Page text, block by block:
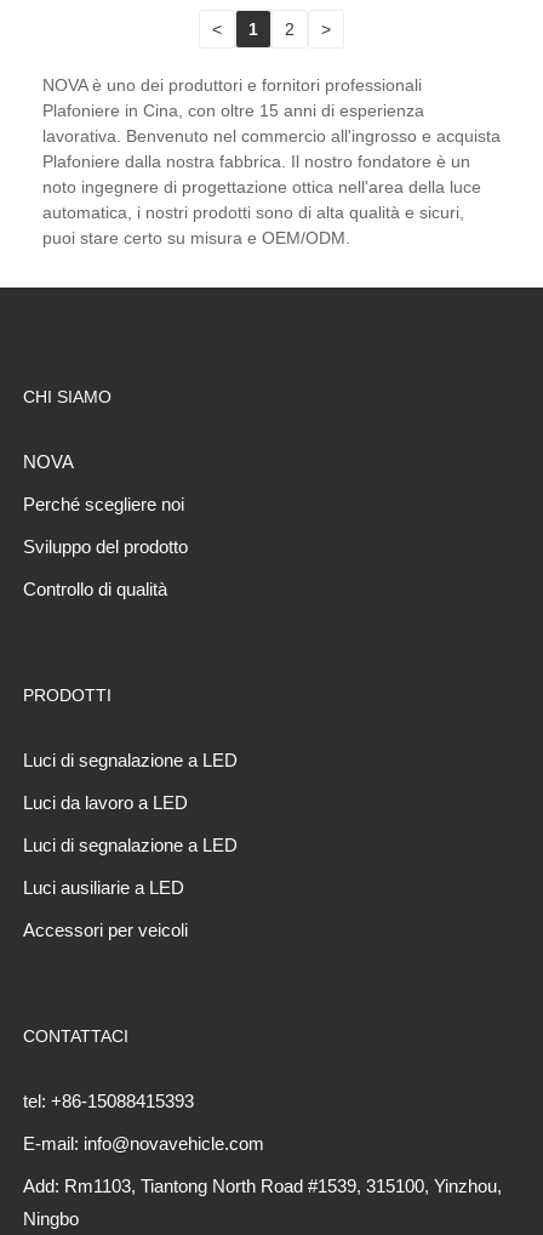
< 1 2 >
NOVA è uno dei produttori e fornitori professionali
Plafoniere in Cina, con oltre 15 anni di esperienza
lavorativa. Benvenuto nel commercio all'ingrosso e acquista
Plafoniere dalla nostra fabbrica. Il nostro fondatore è un
noto ingegnere di progettazione ottica nell'area della luce
automatica, i nostri prodotti sono di alta qualità e sicuri,
puoi stare certo su misura e OEM/ODM.
CHI SIAMO
NOVA
Perché scegliere noi
Sviluppo del prodotto
Controllo di qualità
PRODOTTI
Luci di segnalazione a LED
Luci da lavoro a LED
Luci di segnalazione a LED
Luci ausiliarie a LED
Accessori per veicoli
CONTATTACI
tel: +86-15088415393
E-mail: info@novavehicle.com
Add: Rm1103, Tiantong North Road #1539, 315100, Yinzhou,
Ningbo